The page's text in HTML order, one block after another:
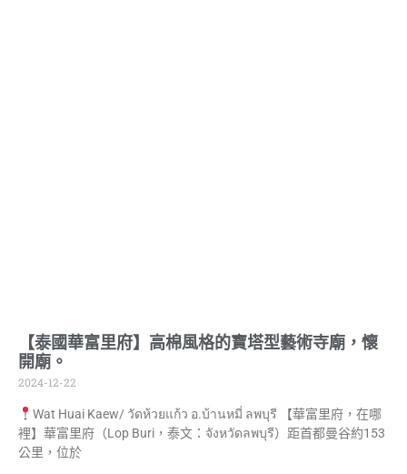
【泰國華富里府】高棉風格的寶塔型藝術寺廟，懷
開廟。
2024-12-22
Wat Huai Kaew/ วัดห้วยแก้ว อ.บ้านหมี่ ลพบุรี 【華富里府，在哪
裡】華富里府（Lop Buri，泰文：จังหวัดลพบุรี）距首都曼谷約153
公里，位於